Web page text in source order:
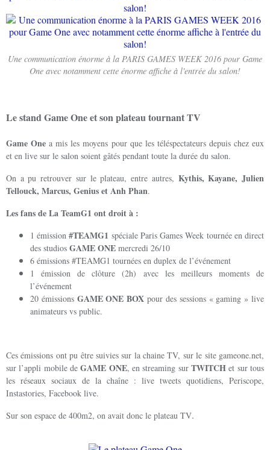
Une communication énorme à la PARIS GAMES WEEK 2016 pour Game
One avec notamment cette énorme affiche à l'entrée du salon!
Le stand Game One et son plateau tournant TV
Game One a mis les moyens pour que les téléspectateurs depuis chez eux
et en live sur le salon soient gâtés pendant toute la durée du salon.
On a pu retrouver sur le plateau, entre autres, Kythis, Kayane, Julien
Tellouck, Marcus, Genius et Anh Phan.
Les fans de La TeamG1 ont droit à :
1 émission#TEAMG1 spéciale Paris Games Week tournée en direct
des studios GAME ONE mercredi 26/10
6 émissions #TEAMG1 tournées en duplex de l’événement
1 émission de clôture (2h) avec les meilleurs moments de
l’événement
20 émissions GAME ONE BOX pour des sessions « gaming » live
animateurs vs public.
Ces émissions ont pu être suivies sur la chaine TV, sur le site gameone.net,
sur l’appli mobile deGAME ONE, en streaming surTWITCH et sur tous
les réseaux sociaux de la chaîne : live tweets quotidiens, Periscope,
Instastories, Facebook live.
Sur son espace de 400m2, on avait donc le plateau TV.